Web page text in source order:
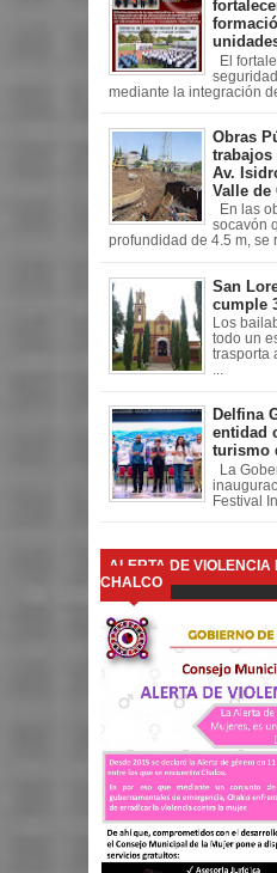
El
mediante la integración
Obras
trabajos
Av.
Valle de
En las
socavón
profundidad de 4.5 m, se
San
cumple
Los
todo un
trasporta
Delfina
entidad
turismo
La
Festival
ALERTA DE VIOLENCIA
CHALCO